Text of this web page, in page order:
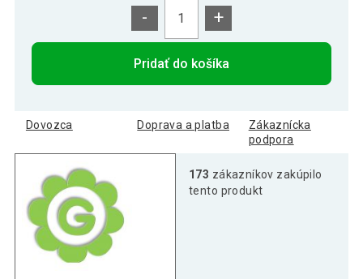
- +
Pridať do košíka
Dovozca Doprava a platba
Zákaznícka
podpora
173 zákazníkov zakúpilo
tento produkt